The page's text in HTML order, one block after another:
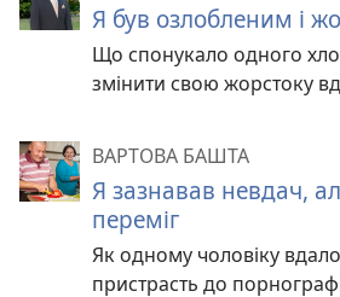
Я був озлобленим і
Що спонукало одного
змінити свою жорстоку
ВАРТОВА БАШТА
Я зазнавав невдач,
переміг
Як одному чоловіку
пристрасть до